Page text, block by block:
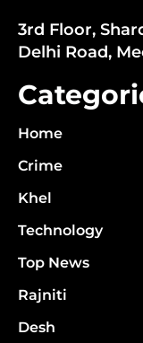
3rd Floor,
Delhi Road,
Home
Crime
Khel
Technology
Top News
Rajniti
Desh